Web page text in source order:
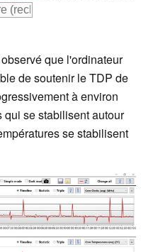
que l'ordinateur
de soutenir le TDP de
à environ
qui se stabilisent autour
se stabilisent